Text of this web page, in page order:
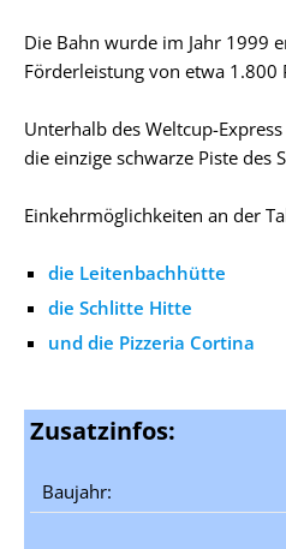
Die Bahn wurde im Jahr 1999
Förderleistung von etwa 1.800
Unterhalb des Weltcup-
die einzige schwarze Piste des
Einkehrmöglichkeiten an der
die Leitenbachhütte
die Schlitte Hitte
und die Pizzeria Cortina
Zusatzinfos:
Baujahr: